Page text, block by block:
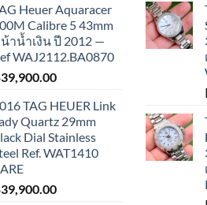
Heuer Aquaracer
Calibre 5 43mm
าน้ำเงิน ปี 2012 —
WAJ2112.BA0870
39,900.00
TAG HEUER Link
Quartz 29mm
Dial Stainless
Ref. WAT1410
39,900.00